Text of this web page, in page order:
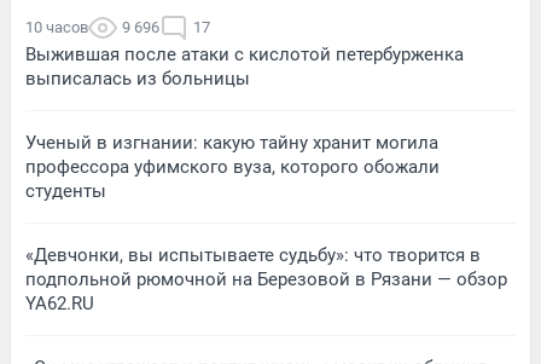
10 часов 9 696 17
Выжившая после атаки с кислотой петербурженка
выписалась из больницы
Ученый в изгнании: какую тайну хранит могила
профессора уфимского вуза, которого обожали
студенты
«Девчонки, вы испытываете судьбу»: что творится в
подпольной рюмочной на Березовой в Рязани — обзор
YA62.RU